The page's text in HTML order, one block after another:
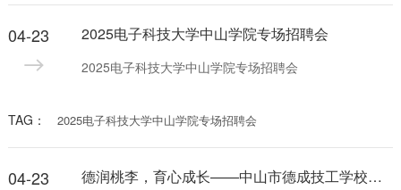
04-23 2025电子科技大学中山学院专场招聘会
2025电子科技大学中山学院专场招聘会
TAG： 2025电子科技大学中山学院专场招聘会
04-23 德润桃李，育心成长——中山市德成技工学校举行班主任培训大会